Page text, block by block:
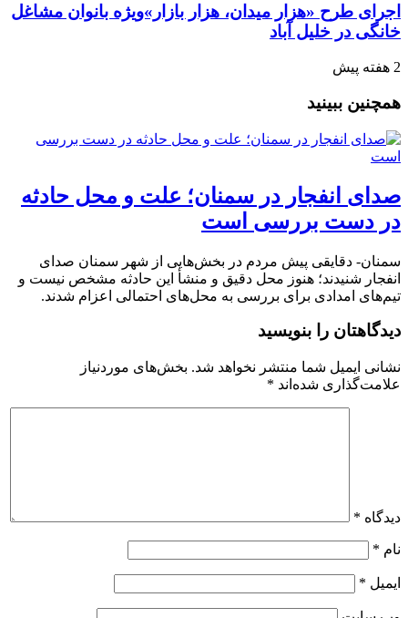
اجرای طرح «هزار میدان، هزار بازار»ویژه بانوان مشاغل
خانگی در خلیل آباد
2 هفته پیش
همچنین ببینید
صدای انفجار در سمنان؛ علت و محل حادثه
در دست بررسی است
سمنان- دقایقی پیش مردم در بخش‌هایی از شهر سمنان صدای
انفجار شنیدند؛ هنوز محل دقیق و منشأ این حادثه مشخص نیست و
تیم‌های امدادی برای بررسی به محل‌های احتمالی اعزام شدند.
دیدگاهتان را بنویسید
نشانی ایمیل شما منتشر نخواهد شد. بخش‌های موردنیاز
علامت‌گذاری شده‌اند *
دیدگاه *
نام *
ایمیل *